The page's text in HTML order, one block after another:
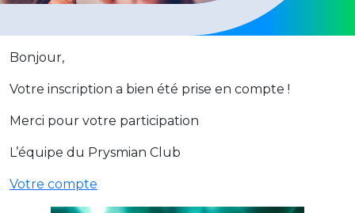
Bonjour,
Votre inscription a bien été prise en compte !
Merci pour votre participation
L’équipe du Prysmian Club
Votre compte